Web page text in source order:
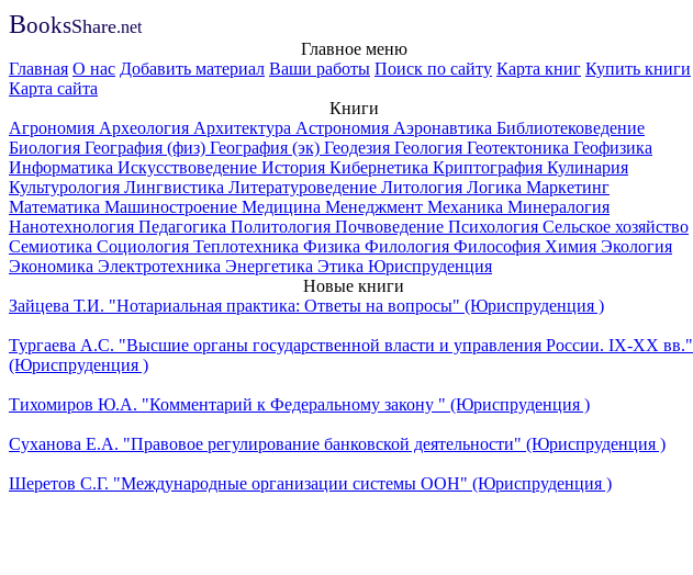
BooksShare.net
Главное меню
Главная О нас Добавить материал Ваши работы Поиск по сайту Карта книг Купить книги
Карта сайта
Книги
Агрономия Археология Архитектура Астрономия Аэронавтика Библиотековедение
Биология География (физ) География (эк) Геодезия Геология Геотектоника Геофизика
Информатика Искусствоведение История Кибернетика Криптография Кулинария
Культурология Лингвистика Литературоведение Литология Логика Маркетинг
Математика Машиностроение Медицина Менеджмент Механика Минералогия
Нанотехнология Педагогика Политология Почвоведение Психология Сельское хозяйство
Семиотика Социология Теплотехника Физика Филология Философия Химия Экология
Экономика Электротехника Энергетика Этика Юриспруденция
Новые книги
Зайцева Т.И. "Нотариальная практика: Ответы на вопросы" (Юриспруденция )
Тургаева А.С. "Высшие органы государственной власти и управления России. IХ-ХХ вв."
(Юриспруденция )
Тихомиров Ю.А. "Комментарий к Федеральному закону " (Юриспруденция )
Суханова Е.А. "Правовое регулирование банковской деятельности" (Юриспруденция )
Шеретов С.Г. "Международные организации системы ООН" (Юриспруденция )